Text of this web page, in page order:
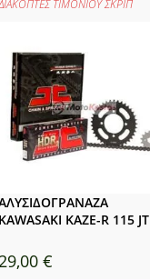
ΤΙΜΟΝΙΟΥ ΣΚΡΙΠ
KAWASAKI KAZE-R 115 JT
€